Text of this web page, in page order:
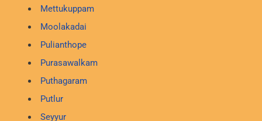
Mettukuppam
Moolakadai
Pulianthope
Purasawalkam
Puthagaram
Putlur
Seyyur